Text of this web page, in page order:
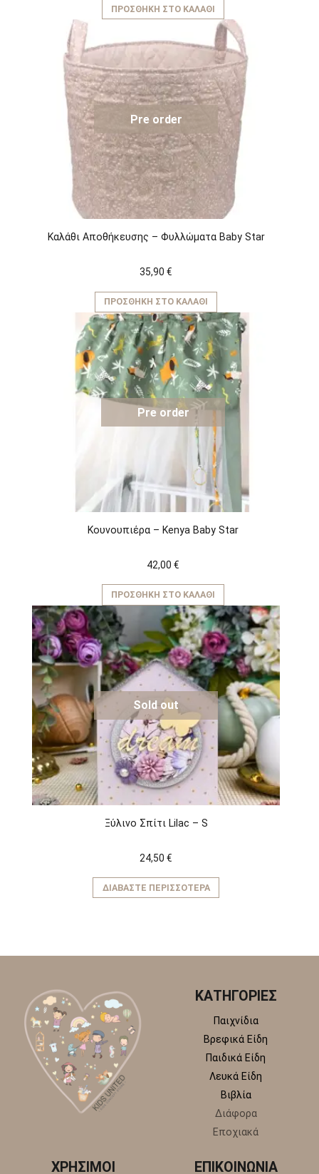
ΠΡΟΣΘΉΚΗ ΣΤΟ ΚΑΛΆΘΙ
Pre order
Καλάθι Αποθήκευσης – Φυλλώματα Baby Star
35,90 €
ΠΡΟΣΘΉΚΗ ΣΤΟ ΚΑΛΆΘΙ
Pre order
Κουνουπιέρα – Kenya Baby Star
42,00 €
ΠΡΟΣΘΉΚΗ ΣΤΟ ΚΑΛΆΘΙ
Sold out
Ξύλινο Σπίτι Lilac – S
24,50 €
ΔΙΑΒΆΣΤΕ ΠΕΡΙΣΣΌΤΕΡΑ
ΚΑΤΗΓΟΡΙΕΣ
Παιχνίδια
Βρεφικά Είδη
Παιδικά Είδη
Λευκά Είδη
Βιβλία
Διάφορα
Εποχιακά
ΧΡΗΣΙΜΟΙ ΕΠΙΚΟΙΝΩΝΙΑ